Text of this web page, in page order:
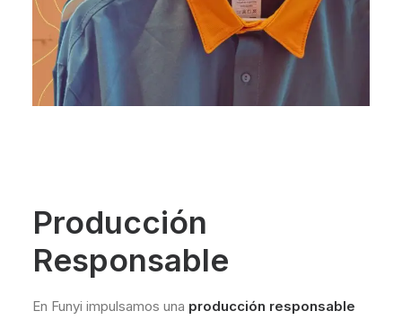
Producción
Responsable
En Funyi impulsamos una producción responsable